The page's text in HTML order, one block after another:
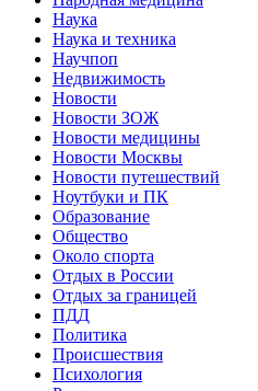
Наука
Наука и техника
Научпоп
Недвижимость
Новости
Новости ЗОЖ
Новости медицины
Новости Москвы
Новости путешествий
Ноутбуки и ПК
Образование
Общество
Около спорта
Отдых в России
Отдых за границей
ПДД
Политика
Происшествия
Психология